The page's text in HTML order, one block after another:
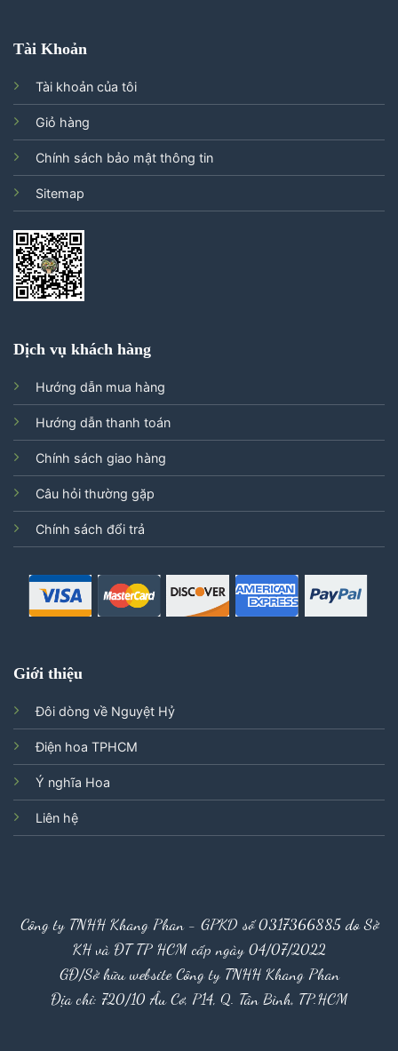
Tài Khoản
Tài khoản của tôi
Giỏ hàng
Chính sách bảo mật thông tin
Sitemap
Dịch vụ khách hàng
Hướng dẫn mua hàng
Hướng dẫn thanh toán
Chính sách giao hàng
Câu hỏi thường gặp
Chính sách đổi trả
Giới thiệu
Đôi dòng về Nguyệt Hỷ
Điện hoa TPHCM
Ý nghĩa Hoa
Liên hệ
Công ty TNHH Khang Phan - GPKD số 0317366885 do Sở
KH và ĐT TP HCM cấp ngày 04/07/2022
GĐ/Sở hữu website Công ty TNHH Khang Phan
Địa chỉ: 720/10 Âu Cơ, P14, Q. Tân Bình, TP.HCM